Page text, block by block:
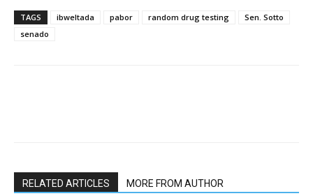
TAGS ibweltada pabor random drug testing
Sen. Sotto
senado
RELATED ARTICLES MORE FROM AUTHOR